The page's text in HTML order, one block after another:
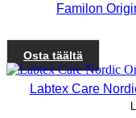
Familon
Osta täältä
Labtex Care